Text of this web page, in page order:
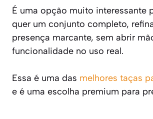
É uma opção muito interessante
quer um conjunto completo,
presença marcante, sem abrir
funcionalidade no uso real.
Essa é uma das melhores taças
e é uma escolha premium para